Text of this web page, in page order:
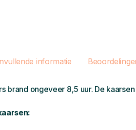
informatie
brand ongeveer 8,5 uur. De